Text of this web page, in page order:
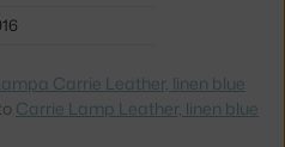
Carrie Leather, linen blue
Carrie Lamp Leather, linen blue